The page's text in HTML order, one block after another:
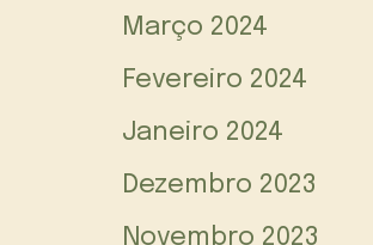
Março 2024
Fevereiro 2024
Janeiro 2024
Dezembro 2023
Novembro 2023